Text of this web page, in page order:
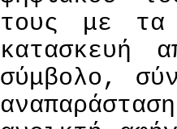
τους με τα
κατασκευή
σύμβολο,